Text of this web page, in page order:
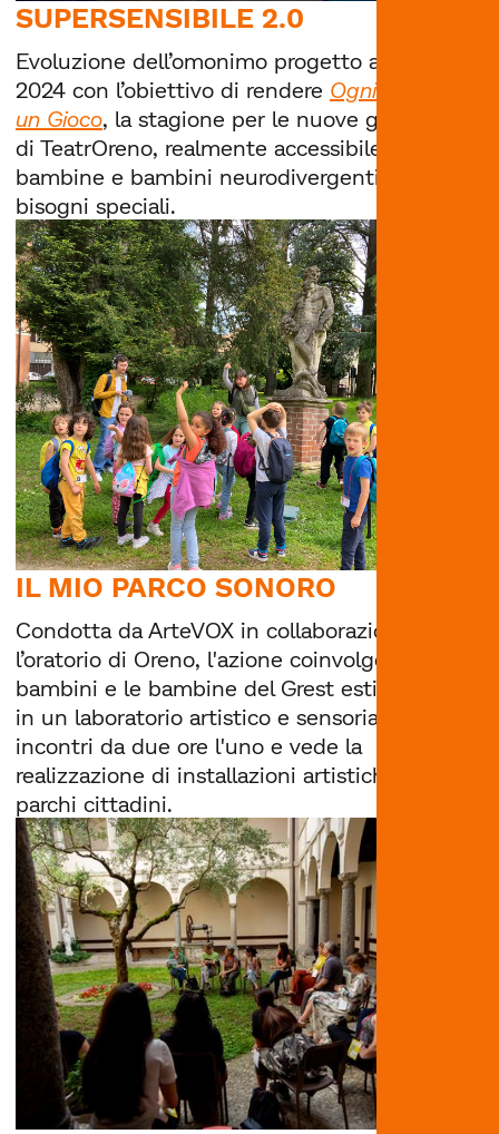
SUPERSENSIBILE 2.0
Evoluzione dell’omonimo progetto avviato nel
2024 con l’obiettivo di rendere Ogni Favola è
un Gioco, la stagione per le nuove generazioni
di TeatrOreno, realmente accessibile a
bambine e bambini neurodivergenti e/o con
bisogni speciali.
IL MIO PARCO SONORO
Condotta da ArteVOX in collaborazione con
l’oratorio di Oreno, l'azione coinvolge i
bambini e le bambine del Grest estivo 2026
in un laboratorio artistico e sensoriale di due
incontri da due ore l'uno e vede la
realizzazione di installazioni artistiche nei
parchi cittadini.